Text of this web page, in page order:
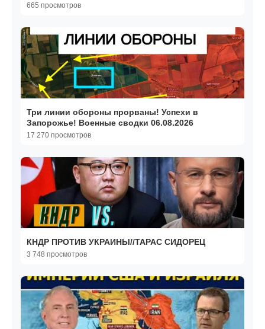
665 просмотров
Три линии обороны прорваны! Успехи в
Запорожье! Военные сводки 06.08.2026
17 270 просмотров
КНДР ПРОТИВ УКРАИНЫ//ТАРАС СИДОРЕЦ
3 748 просмотров